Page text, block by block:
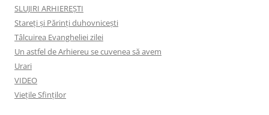
SLUJIRI ARHIEREȘTI
Stareți și Părinți duhovnicești
Tâlcuirea Evangheliei zilei
Un astfel de Arhiereu se cuvenea să avem
Urari
VIDEO
Viețile Sfinților